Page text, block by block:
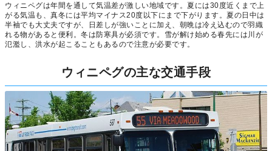
ウィニペグは年間を通して気温差が激しい地域です。夏には30度近くまで上
がる気温も、真冬には平均マイナス20度以下にまで下がります。夏の日中は
半袖でも大丈夫ですが、日差しが強いことに加え、朝晩は冷え込むので羽織
れる物があると便利。冬は防寒具が必須です。雪が解け始める春先には川が
氾濫し、洪水が起こることもあるので注意が必要です。
ウィニペグの主な交通手段